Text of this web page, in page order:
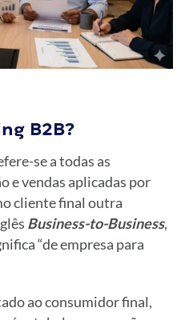
B2B?
se a todas as
e vendas aplicadas por
cliente final outra
Business-to-Business,
“de empresa para
ao consumidor final,